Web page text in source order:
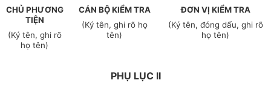
CHỦ PHƯƠNG
TIỆN
(Ký tên, ghi rõ
họ tên)
CÁN BỘ KIỂM TRA
(Ký tên, ghi rõ họ
tên)
ĐƠN VỊ KIỂM TRA
(Ký tên, đóng dấu, ghi rõ
họ tên)
PHỤ LỤC II